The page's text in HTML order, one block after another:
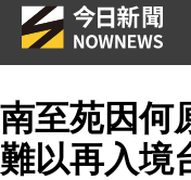
南至苑因何
難以再入境